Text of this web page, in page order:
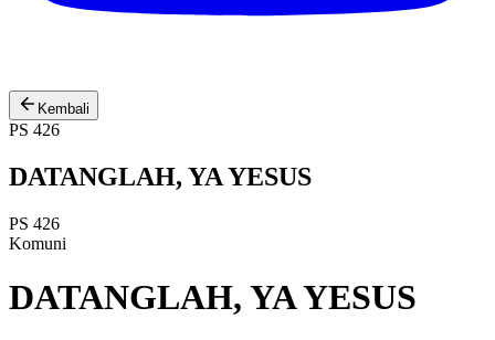
Kembali
PS 426
DATANGLAH, YA YESUS
PS 426
Komuni
DATANGLAH, YA YESUS